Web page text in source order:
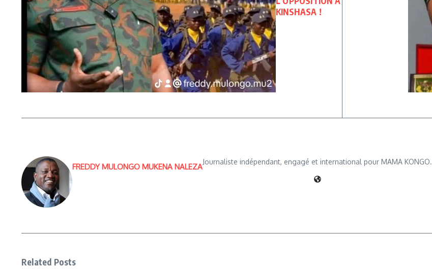
KINSHASA !
FREDDY MULONGO MUKENA NALEZA
Journaliste indépendant, engagé et international pour MAMA KONGO.
Related Posts